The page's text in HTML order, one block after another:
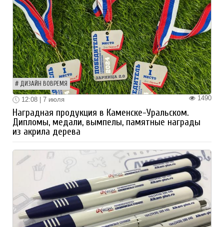
ДИЗАЙН ВОВРЕМЯ
1490
12:08 | 7 июля
Наградная продукция в Каменске-Уральском.
Дипломы, медали, вымпелы, памятные награды
из акрила дерева